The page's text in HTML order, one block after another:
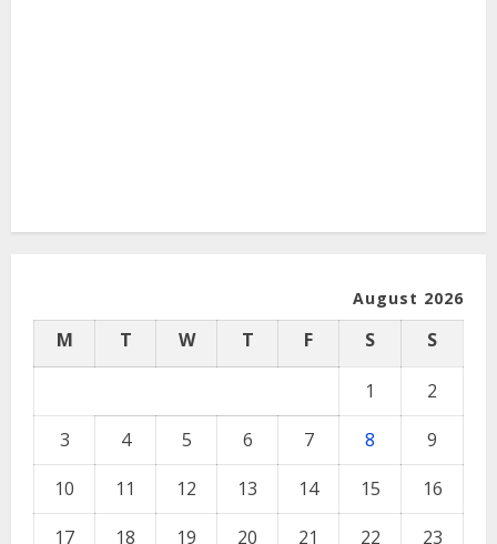
August 2026
M T W T F S S
1
2
3
4 5 6 7 8
9
10
11 12 13 14 15
16
17
18 19 20 21 22
23